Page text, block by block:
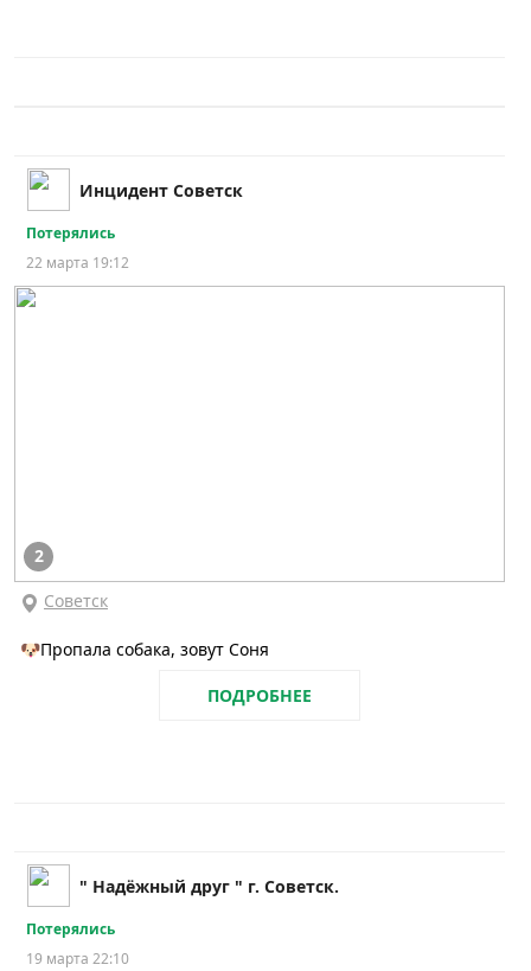
Инцидент Советск
Потерялись
22 марта 19:12
2
Советск
🐶Пропала собака, зовут Соня
ПОДРОБНЕЕ
" Надёжный друг " г. Советск.
Потерялись
19 марта 22:10